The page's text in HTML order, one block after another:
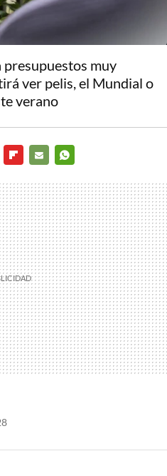
presupuestos muy
ver pelis, el Mundial o
verano
MAIL